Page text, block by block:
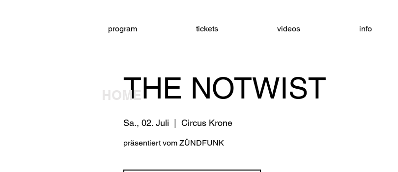
HOME
program tickets videos info
THE NOTWIST
Sa., 02. Juli Circus Krone
präsentiert vom ZÜNDFUNK